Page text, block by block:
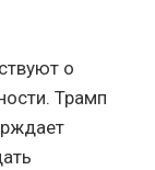
о
Трамп